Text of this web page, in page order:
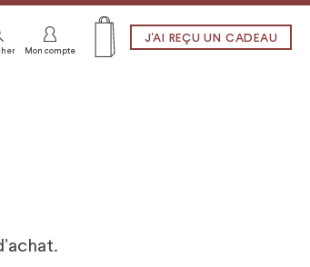
J'AI REÇU UN CADEAU
Mon compte